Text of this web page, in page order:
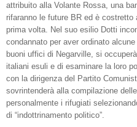
attribuito alla Volante Rossa, una
rifaranno le future BR ed è
prima volta. Nel suo esilio Dotti
condannato per aver ordinato
buoni uffici di Negarville, si
italiani esuli e di esaminare la loro
con la dirigenza del Partito
sovrintenderà alla compilazione
personalmente i rifugiati
di “indottrinamento politico”.